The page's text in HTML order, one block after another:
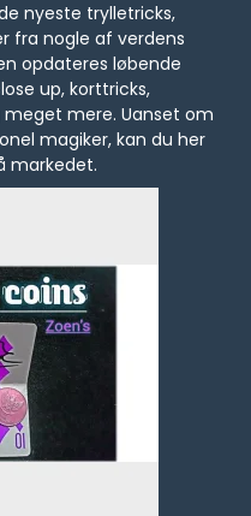
nyeste trylletricks,
fra nogle af verdens
opdateres løbende
up, korttricks,
mere. Uanset om
magiker, kan du her
markedet.